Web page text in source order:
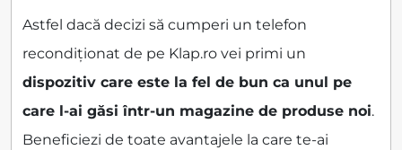
Astfel dacă decizi să cumperi un telefon
recondiționat de pe Klap.ro vei primi un
dispozitiv care este la fel de bun ca unul pe
care l-ai găsi într-un magazine de produse noi.
Beneficiezi de toate avantajele la care te-ai